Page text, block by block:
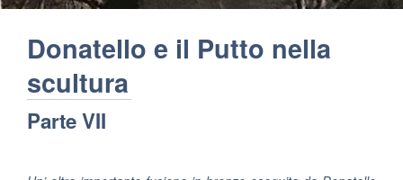
Donatello e il Putto nella
scultura
Parte VII